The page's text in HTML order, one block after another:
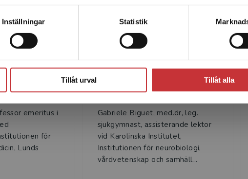
Inställningar Statistik
Tillåt urval Tillåt alla
Författare
emeritus i
för
Lunds
Gabriele Biguet
Gabriele Biguet, med.dr, leg.
sjukgymnast, assisterande lektor
vid Karolinska Institutet,
Institutionen för neurobiologi,
vårdvetenskap och samhäll...